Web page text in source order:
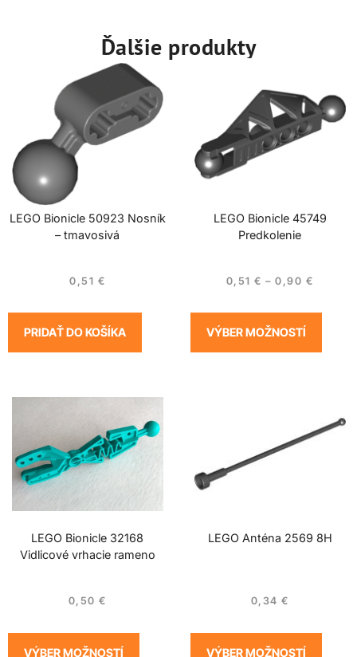
Ďalšie produkty
LEGO Bionicle 50923 Nosník
– tmavosivá
0,51 €
PRIDAŤ DO KOŠÍKA
LEGO Bionicle 45749
Predkolenie
0,51€ – 0,90 €
VÝBER MOŽNOSTÍ
LEGO Bionicle 32168
Vidlicové vrhacie rameno
0,50 €
VÝBER MOŽNOSTÍ
LEGO Anténa 2569 8H
0,34 €
VÝBER MOŽNOSTÍ